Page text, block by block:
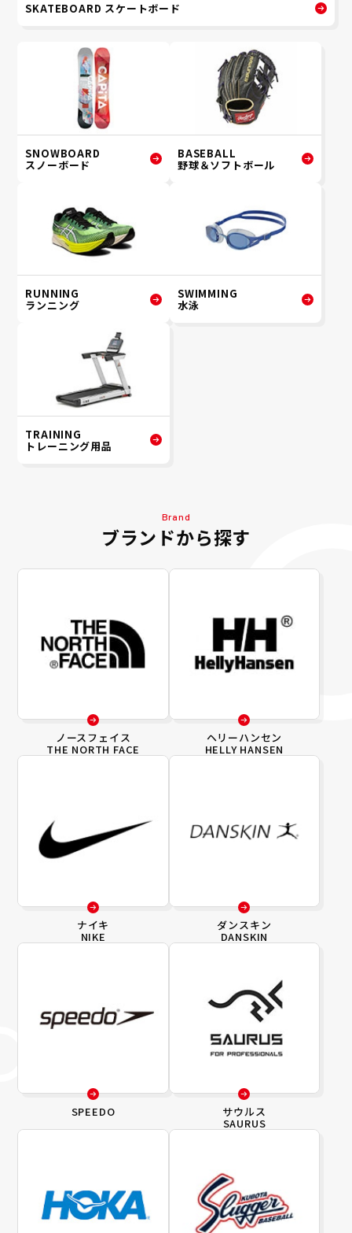
SKATEBOARD スケートボード
SNOWBOARD
スノーボード
BASEBALL
野球＆ソフトボール
RUNNING
ランニング
SWIMMING
水泳
TRAINING
トレーニング用品
Brand
ブランドから探す
ノースフェイス
THE NORTH FACE
ヘリーハンセン
HELLY HANSEN
ナイキ
NIKE
ダンスキン
DANSKIN
SPEEDO サウルス
SAURUS